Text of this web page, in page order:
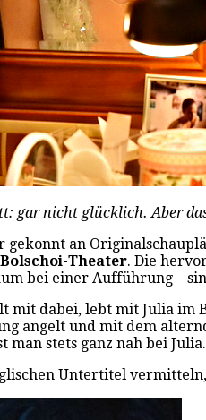
gar nicht glücklich. Aber
an
Bolschoi-Theater. Die
bei einer Aufführung –
mit dabei, lebt mit Julia
und mit dem
stets ganz nah bei Julia.
Untertitel